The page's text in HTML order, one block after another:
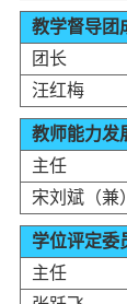
教学督导团
团长
汪红梅
教师能力发
主任
宋刘斌（兼
学位评定委
主任